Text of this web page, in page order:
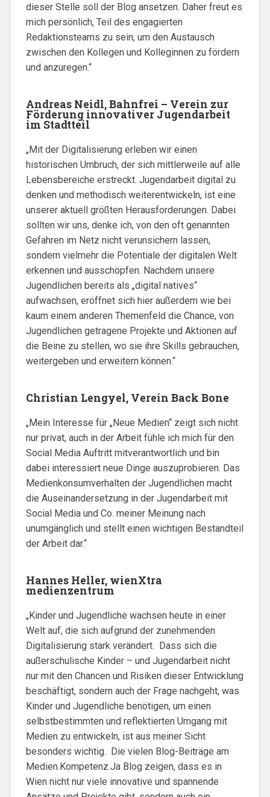
dieser Stelle soll der Blog ansetzen. Daher freut es
mich persönlich, Teil des engagierten
Redaktionsteams zu sein, um den Austausch
zwischen den Kollegen und Kolleginnen zu fördern
und anzuregen.“
Andreas Neidl, Bahnfrei – Verein zur
Förderung innovativer Jugendarbeit
im Stadtteil
„Mit der Digitalisierung erleben wir einen
historischen Umbruch, der sich mittlerweile auf alle
Lebensbereiche erstreckt. Jugendarbeit digital zu
denken und methodisch weiterentwickeln, ist eine
unserer aktuell größten Herausforderungen. Dabei
sollten wir uns, denke ich, von den oft genannten
Gefahren im Netz nicht verunsichern lassen,
sondern vielmehr die Potentiale der digitalen Welt
erkennen und ausschöpfen. Nachdem unsere
Jugendlichen bereits als „digital natives“
aufwachsen, eröffnet sich hier außerdem wie bei
kaum einem anderen Themenfeld die Chance, von
Jugendlichen getragene Projekte und Aktionen auf
die Beine zu stellen, wo sie ihre Skills gebrauchen,
weitergeben und erweitern können.“
Christian Lengyel, Verein Back Bone
„Mein Interesse für „Neue Medien“ zeigt sich nicht
nur privat, auch in der Arbeit fühle ich mich für den
Social Media Auftritt mitverantwortlich und bin
dabei interessiert neue Dinge auszuprobieren. Das
Medienkonsumverhalten der Jugendlichen macht
die Auseinandersetzung in der Jugendarbeit mit
Social Media und Co. meiner Meinung nach
unumgänglich und stellt einen wichtigen Bestandteil
der Arbeit dar.“
Hannes Heller, wienXtra
medienzentrum
„Kinder und Jugendliche wachsen heute in einer
Welt auf, die sich aufgrund der zunehmenden
Digitalisierung stark verändert. Dass sich die
außerschulische Kinder – und Jugendarbeit nicht
nur mit den Chancen und Risiken dieser Entwicklung
beschäftigt, sondern auch der Frage nachgeht, was
Kinder und Jugendliche benötigen, um einen
selbstbestimmten und reflektierten Umgang mit
Medien zu entwickeln, ist aus meiner Sicht
besonders wichtig. Die vielen Blog-Beiträge am
Medien.Kompetenz.Ja Blog zeigen, dass es in
Wien nicht nur viele innovative und spannende